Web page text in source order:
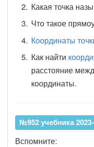
Какая точка
Что такое
Координаты
Как найти
расстояние
координаты.
№952 учебника
Вспомните: